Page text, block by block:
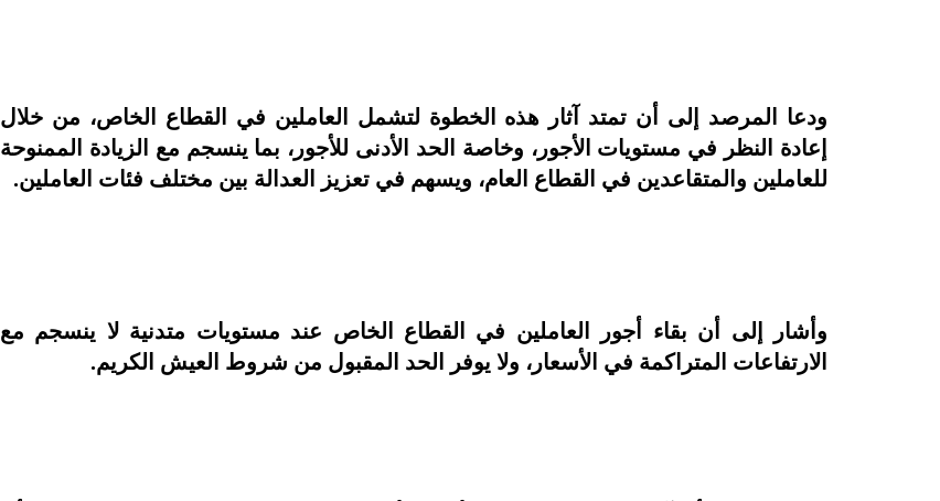
ودعا المرصد إلى أن تمتد آثار هذه الخطوة لتشمل العاملين في القطاع الخاص، من خلال
إعادة النظر في مستويات الأجور، وخاصة الحد الأدنى للأجور، بما ينسجم مع الزيادة الممنوحة
للعاملين والمتقاعدين في القطاع العام، ويسهم في تعزيز العدالة بين مختلف فئات العاملين.
وأشار إلى أن بقاء أجور العاملين في القطاع الخاص عند مستويات متدنية لا ينسجم مع
الارتفاعات المتراكمة في الأسعار، ولا يوفر الحد المقبول من شروط العيش الكريم.